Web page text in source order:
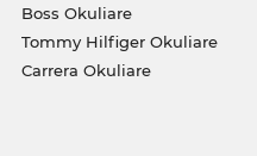
Boss Okuliare
Tommy Hilfiger Okuliare
Carrera Okuliare